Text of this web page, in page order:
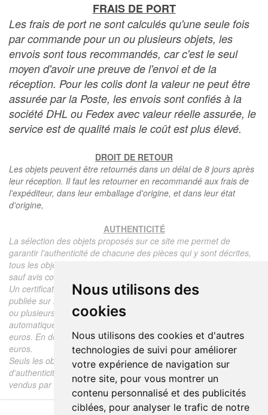
Nous utilisons des
cookies
Nous utilisons des cookies et d'autres
technologies de suivi pour améliorer
votre expérience de navigation sur
notre site, pour vous montrer un
contenu personnalisé et des publicités
ciblées, pour analyser le trafic de notre
FRAIS DE PORT
Les frais de port ne sont calculés qu'une seule fois
par commande pour un ou plusieurs objets, les
envois sont tous recommandés, car c'est le seul
moyen d'avoir une preuve de l'envoi et de la
réception. Pour les colis dont la valeur ne peut être
assurée par la Poste, les envois sont confiés à la
société DHL ou Fedex avec valeur réelle assurée, le
service est de qualité mais le coût est plus élevé.
DROIT DE RETOUR
Les objets peuvent être retournés dans un délai de 8 jours après
leur réception. Il faut les retourner en recommandé aux frais de
l'expéditeur, dans leur emballage d'origine, et dans leur état
d'origine,
AUTHENTICITÉ
La sélection des objets proposés sur ce site me permet de
garantir l'authenticité de chacune des pièces qui y sont décrites,
tous les objets proposés sont garantis d'époque et authentiques,
sauf avis contraire ou restriction dans la description.
Un certificat d'authenticité de l'objet reprenant la description
publiée sur le site, l'époque, le prix de vente, accompagné d'une
ou plusieurs photographies en couleurs est communiqué
automatiquement pour tout objet dont le prix est supérieur à 130
euros. En dessous de ce prix chaque certificat est facturé 5
euros.
Seuls les objets vendus par mes soins font l'objet d'un certificat
d'authenticité, je ne fais aucun rapport d'expertise pour les objets
vendus par des tiers (confrères ou collectionneurs).